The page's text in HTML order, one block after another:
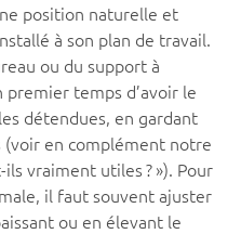
position naturelle et
à son plan de travail.
ou du support à
premier temps d’avoir le
détendues, en gardant
(voir en complément notre
vraiment utiles ? »). Pour
il faut souvent ajuster
ou en élevant le